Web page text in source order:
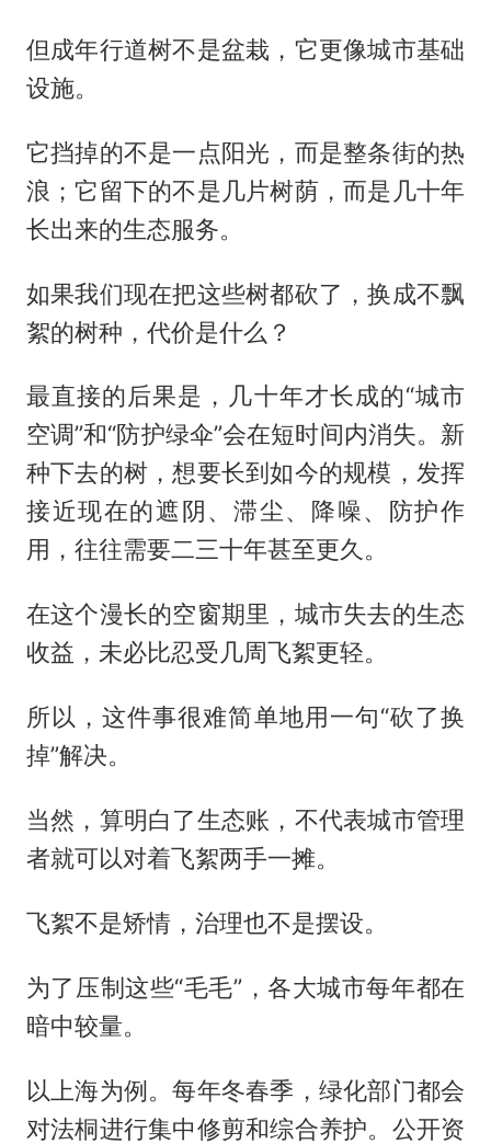
但成年行道树不是盆栽，它更像城市基础
设施。
它挡掉的不是一点阳光，而是整条街的热
浪；它留下的不是几片树荫，而是几十年
长出来的生态服务。
如果我们现在把这些树都砍了，换成不飘
絮的树种，代价是什么？
最直接的后果是，几十年才长成的“城市
空调”和“防护绿伞”会在短时间内消失。新
种下去的树，想要长到如今的规模，发挥
接近现在的遮阴、滞尘、降噪、防护作
用，往往需要二三十年甚至更久。
在这个漫长的空窗期里，城市失去的生态
收益，未必比忍受几周飞絮更轻。
所以，这件事很难简单地用一句“砍了换
掉”解决。
当然，算明白了生态账，不代表城市管理
者就可以对着飞絮两手一摊。
飞絮不是矫情，治理也不是摆设。
为了压制这些“毛毛”，各大城市每年都在
暗中较量。
以上海为例。每年冬春季，绿化部门都会
对法桐进行集中修剪和综合养护。公开资